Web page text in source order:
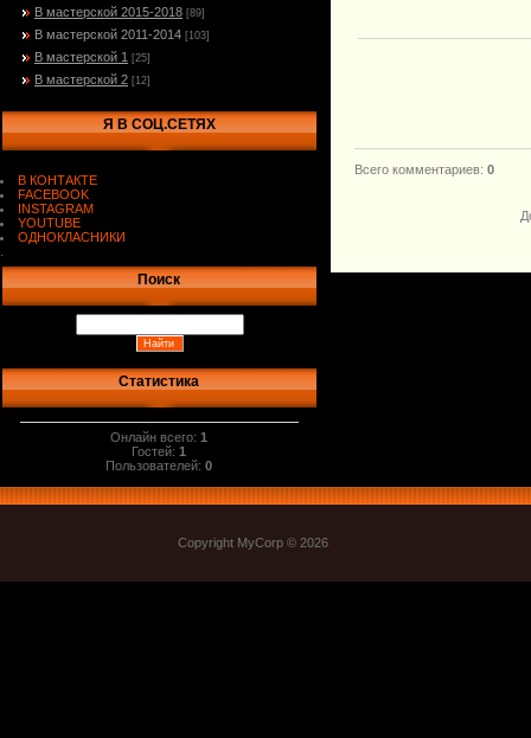
В мастерской 2015-2018 [89]
В мастерской 2011-2014 [103]
В мастерской 1 [25]
В мастерской 2 [12]
Я В СОЦ.СЕТЯХ
В КОНТАКТЕ
FACEBOOK
INSTAGRAM
YOUTUBE
ОДНОКЛАСНИКИ
Поиск
Статистика
Онлайн всего:1
Гостей:1
Пользователей:0
Всего комментариев: 0
Copyright MyCorp © 2026